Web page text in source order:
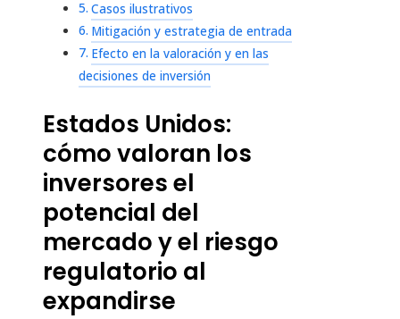
Casos ilustrativos
Mitigación y estrategia de entrada
Efecto en la valoración y en las
decisiones de inversión
Estados Unidos:
cómo valoran los
inversores el
potencial del
mercado y el riesgo
regulatorio al
expandirse